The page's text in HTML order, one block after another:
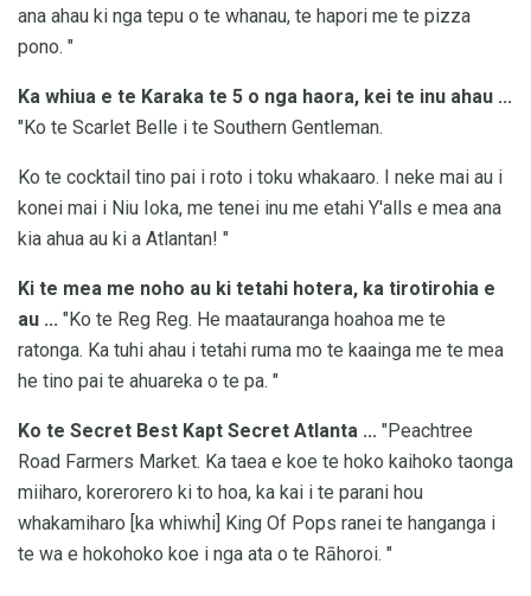
ana ahau ki nga tepu o te whanau, te hapori me te pizza
pono. "
Ka whiua e te Karaka te 5 o nga haora, kei te inu ahau ...
"Ko te Scarlet Belle i te Southern Gentleman.
Ko te cocktail tino pai i roto i toku whakaaro. I neke mai au i
konei mai i Niu Ioka, me tenei inu me etahi Y'alls e mea ana
kia ahua au ki a Atlantan! "
Ki te mea me noho au ki tetahi hotera, ka tirotirohia e
au ... "Ko te Reg Reg. He maatauranga hoahoa me te
ratonga. Ka tuhi ahau i tetahi ruma mo te kaainga me te mea
he tino pai te ahuareka o te pa. "
Ko te Secret Best Kapt Secret Atlanta ... "Peachtree
Road Farmers Market. Ka taea e koe te hoko kaihoko taonga
miiharo, korerorero ki to hoa, ka kai i te parani hou
whakamiharo [ka whiwhi] King Of Pops ranei te hanganga i
te wa e hokohoko koe i nga ata o te Rāhoroi. "